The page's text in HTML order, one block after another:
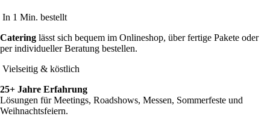
In 1 Min. bestellt
Catering lässt sich bequem im Onlineshop, über fertige Pakete oder
per individueller Beratung bestellen.
Vielseitig & köstlich
25+ Jahre Erfahrung
Lösungen für Meetings, Roadshows, Messen, Sommerfeste und
Weihnachtsfeiern.